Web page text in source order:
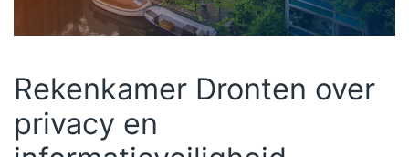
Rekenkamer Dronten over
privacy en